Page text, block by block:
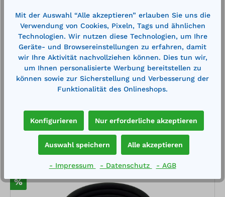
1x ½“ Außengewinde 1x Überwurfmutter und
Doppelnippel ½“
427,00 €* 472,00 €*
In den Warenkorb
%
Mit der Auswahl “Alle akzeptieren” erlauben Sie uns die
Verwendung von Cookies, Pixeln, Tags und ähnlichen
Technologien. Wir nutzen diese Technologien, um Ihre
Geräte- und Browsereinstellungen zu erfahren, damit
wir Ihre Aktivität nachvollziehen können. Dies tun wir,
um Ihnen personalisierte Werbung bereitstellen zu
können sowie zur Sicherstellung und Verbesserung der
Funktionalität des Onlineshops.
Konfigurieren Nur erforderliche akzeptieren
Auswahl speichern Alle akzeptieren
- Impressum - Datenschutz - AGB